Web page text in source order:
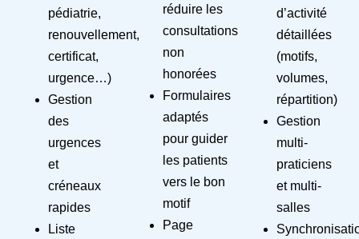
pédiatrie,
renouvellement,
certificat,
urgence…)
Gestion
des
urgences
et
créneaux
rapides
Liste
réduire les
consultations
non
honorées
Formulaires
adaptés
pour guider
les patients
vers le bon
motif
Page
d’activité
détaillées
(motifs,
volumes,
répartition)
Gestion
multi-
praticiens
et multi-
salles